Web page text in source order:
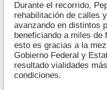
Durante el recorrido,
rehabilitación de calles
avanzando en distintos
beneficiando a miles de
esto es gracias a la
Gobierno Federal y
resultado vialidades
condiciones.